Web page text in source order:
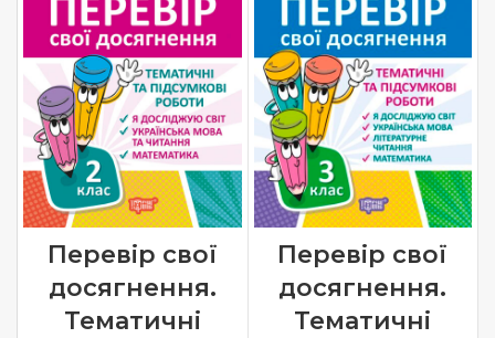
Перевір свої
досягнення.
Тематичні
Перевір свої
досягнення.
Тематичні